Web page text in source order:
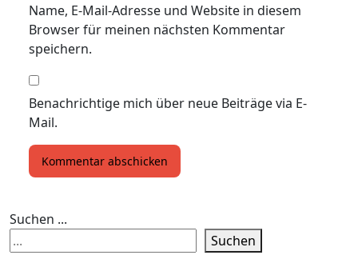
Name, E-Mail-Adresse und Website in diesem
Browser für meinen nächsten Kommentar
speichern.
Benachrichtige mich über neue Beiträge via E-
Mail.
Suchen ...
Suchen